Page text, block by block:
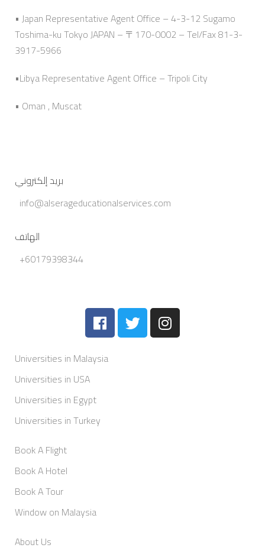
• Japan Representative Agent Office – 4-3-12 Sugamo
Toshima-ku Tokyo JAPAN – 〒170-0002 – Tel/Fax 81-3-
3917-5966
•Libya Representative Agent Office – Tripoli City
• Oman , Muscat
بريد إلكتروني
info@alserageducationalservices.com
الهاتف
+60179398344
Universities in Malaysia
Universities in USA
Universities in Egypt
Universities in Turkey
Book A Flight
Book A Hotel
Book A Tour
Window on Malaysia
About Us